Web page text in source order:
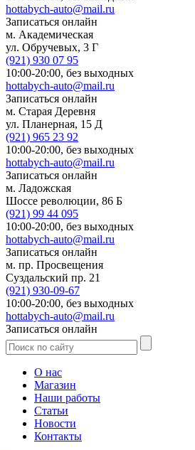
hottabych-auto@mail.ru
Записаться онлайн
м. Академическая
ул. Обручевых, 3 Г
(921) 930 07 95
10:00-20:00, без выходных
hottabych-auto@mail.ru
Записаться онлайн
м. Старая Деревня
ул. Планерная, 15 Д
(921) 965 23 92
10:00-20:00, без выходных
hottabych-auto@mail.ru
Записаться онлайн
м. Ладожская
Шоссе революции, 86 Б
(921) 99 44 095
10:00-20:00, без выходных
hottabych-auto@mail.ru
Записаться онлайн
м. пр. Просвещения
Суздальский пр. 21
(921) 930-09-67
10:00-20:00, без выходных
hottabych-auto@mail.ru
Записаться онлайн
О нас
Магазин
Наши работы
Статьи
Новости
Контакты